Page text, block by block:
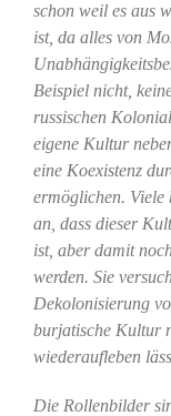
schon weil es aus
ist, da alles von
Beispiel nicht,
russischen
eigene Kultur
eine Koexistenz
ermöglichen. Viele
an, dass dieser
ist, aber damit
werden. Sie
Dekolonisierung
burjatische Kultur
wiederaufleben
Die Rollenbilder